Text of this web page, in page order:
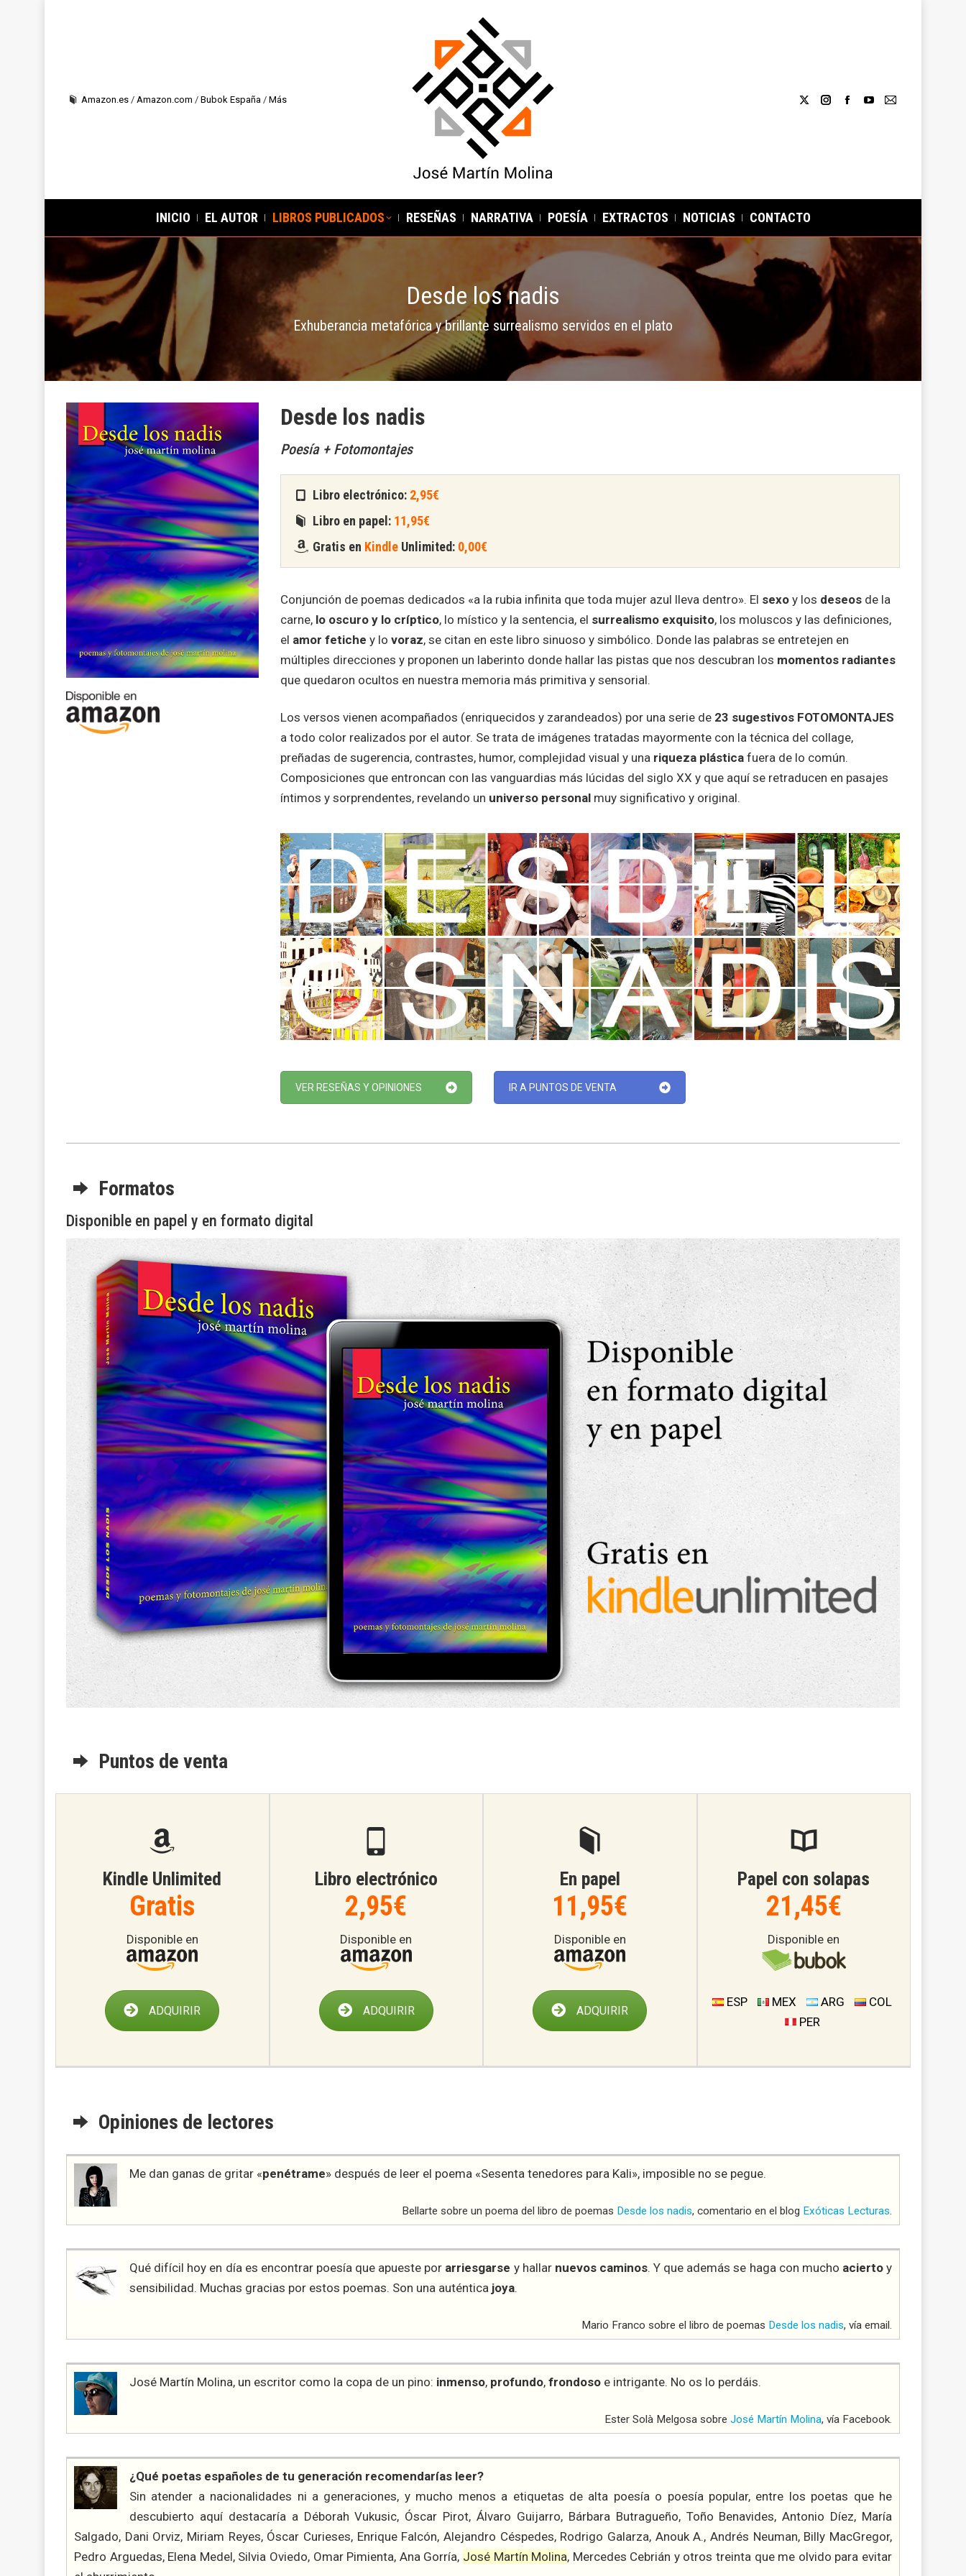
Amazon.es /Amazon.com /Bubok España /Más
INICIO EL AUTOR LIBROS PUBLICADOS RESEÑAS NARRATIVA POESÍA EXTRACTOS NOTICIAS CONTACTO
Desde los nadis
Exhuberancia metafórica y brillante surrealismo servidos en el plato
Desde los nadis
Poesía + Fotomontajes
Libro electrónico: 2,95€
Libro en papel: 11,95€
Gratis en Kindle Unlimited: 0,00€
Conjunción de poemas dedicados «a la rubia infinita que toda mujer azul lleva dentro». El sexoy los deseosde la
carne, lo oscuro y lo críptico, lo místico y la sentencia, el surrealismo exquisito, los moluscos y las definiciones,
el amor fetiche y lo voraz, se citan en este libro sinuoso y simbólico. Donde las palabras se entretejen en
múltiples direcciones y proponen un laberinto donde hallar las pistas que nos descubran los momentos radiantes
que quedaron ocultos en nuestra memoria más primitiva y sensorial.
Los versos vienen acompañados (enriquecidos y zarandeados) por una serie de 23 sugestivos FOTOMONTAJES
a todo color realizados por el autor. Se trata de imágenes tratadas mayormente con la técnica del collage,
preñadas de sugerencia, contrastes, humor, complejidad visual y una riqueza plásticafuera de lo común.
Composiciones que entroncan con las vanguardias más lúcidas del siglo XX y que aquí se retraducen en pasajes
íntimos y sorprendentes, revelando un universo personalmuy significativo y original.
VER RESEÑAS Y OPINIONES IR A PUNTOS DE VENTA
Formatos
Disponible en papel y en formato digital
Puntos de venta
Kindle Unlimited
Gratis
Disponible en
ADQUIRIR
Libro electrónico
2,95€
Disponible en
ADQUIRIR
En papel
11,95€
Disponible en
ADQUIRIR
Papel con solapas
21,45€
Disponible en
ESP MEX ARG
COL
PER
Opiniones de lectores
Me dan ganas de gritar «penétrame» después de leer el poema «Sesenta tenedores para Kali», imposible no se pegue.
Bellarte sobre un poema del libro de poemas Desde los nadis, comentario en el blog Exóticas Lecturas.
Qué difícil hoy en día es encontrar poesía que apueste por arriesgarse y hallar nuevos caminos. Y que además se haga con mucho aciertoy
sensibilidad. Muchas gracias por estos poemas. Son una auténtica joya.
Mario Franco sobre el libro de poemas Desde los nadis, vía email.
José Martín Molina, un escritor como la copa de un pino: inmenso, profundo, frondoso e intrigante. No os lo perdáis.
Ester Solà Melgosa sobre José Martín Molina, vía Facebook.
¿Qué poetas españoles de tu generación recomendarías leer?
Sin atender a nacionalidades ni a generaciones, y mucho menos a etiquetas de alta poesía o poesía popular, entre los poetas que he
descubierto aquí destacaría a Déborah Vukusic, Óscar Pirot, Álvaro Guijarro, Bárbara Butragueño, Toño Benavides, Antonio Díez, María
Salgado, Dani Orviz, Miriam Reyes, Óscar Curieses, Enrique Falcón, Alejandro Céspedes, Rodrigo Galarza, Anouk A., Andrés Neuman, Billy MacGregor,
Pedro Arguedas, Elena Medel, Silvia Oviedo, Omar Pimienta, Ana Gorría, José Martín Molina, Mercedes Cebrián y otros treinta que me olvido para evitar